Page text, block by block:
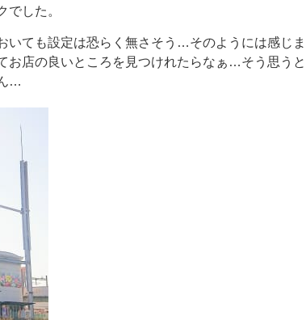
でした。
いても設定は恐らく無さそう…そのようには感じま
お店の良いところを見つけれたらなぁ…そう思うと
…